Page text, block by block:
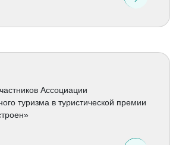
Ассоциации
туризма в туристической премии